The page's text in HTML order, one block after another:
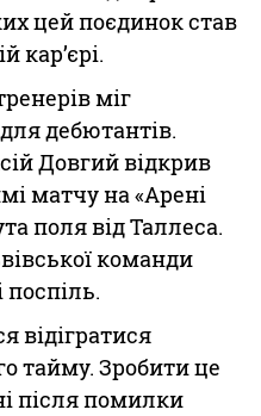
цей поєдинок став
кар’єрі.
міг
дебютантів.
Довгий відкрив
матчу на «Арені
поля від Таллеса.
команди
відігратися
тайму. Зробити це
після помилки